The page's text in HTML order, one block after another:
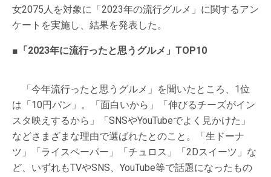
女2075人を対象に「2023年の流行グルメ」に関するアン
ケートを実施し、結果を発表した。
■「2023年に流行ったと思うグルメ」TOP10
「今年流行ったと思うグルメ」を聞いたところ、1位
は「10円パン」。「面白いから」「伸びるチーズがイン
スタ映えするから」「SNSやYouTubeでよく見かけた」
などさまざまな理由で選ばれたとのこと。「生ドーナ
ツ」「ライスペーパー」「チュロス」「2Dスイーツ」な
ど、いずれもTVやSNS、YouTube等で話題になったもの